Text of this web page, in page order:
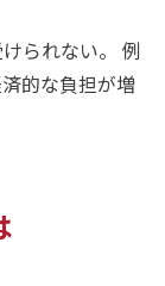
られない。 例
的な負担が増